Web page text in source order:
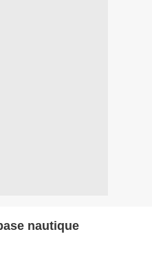
nautique